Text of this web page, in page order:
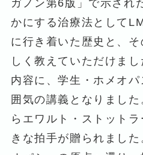
ガノン第6版」で示され
かにする治療法として
に行き着いた歴史と、
しく教えていただけま
内容に、学生・ホメオ
囲気の講義となりまし
らエワルト・ストット
きな拍手が贈られまし